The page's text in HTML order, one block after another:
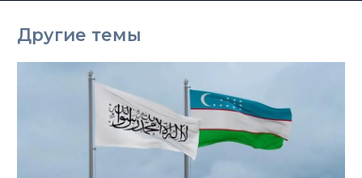
Другие темы